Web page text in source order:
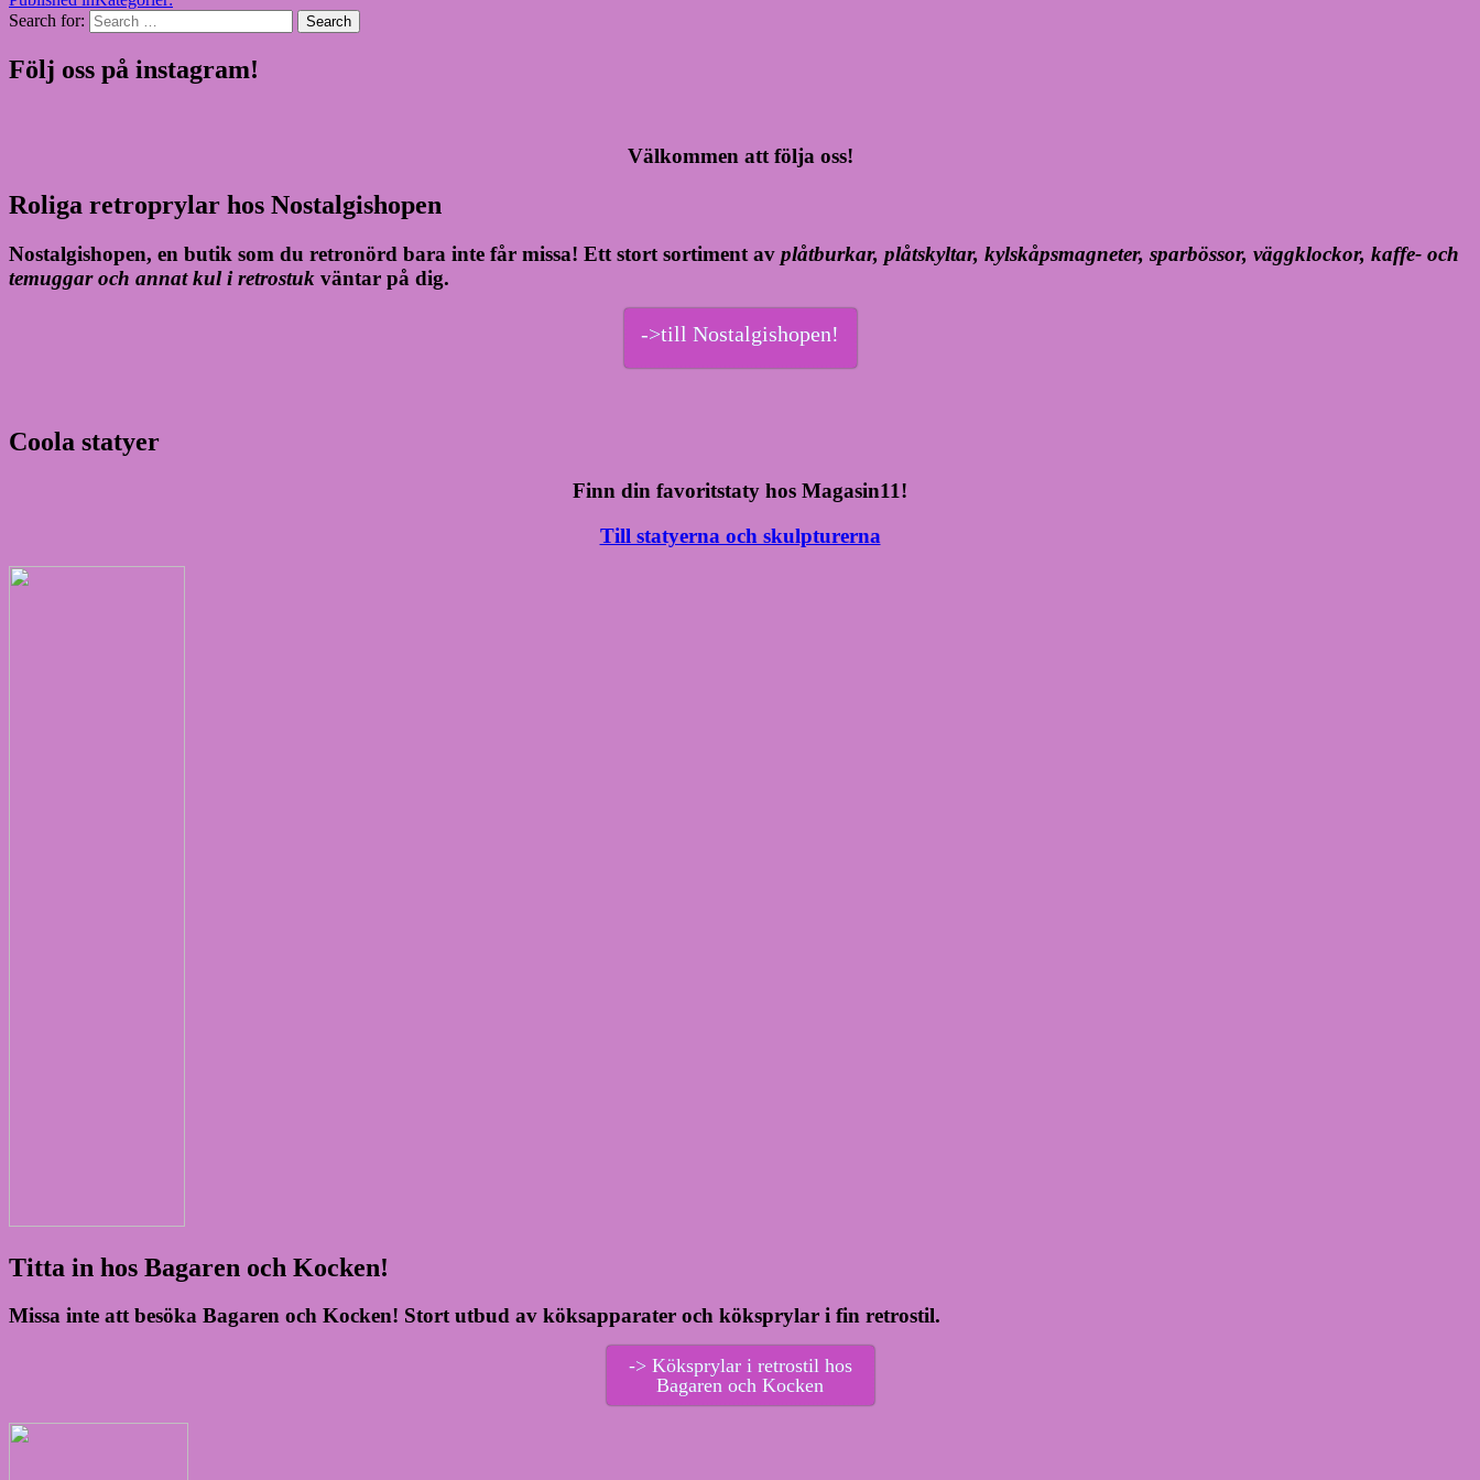
Search for:
Search
Följ oss på instagram!
Välkommen att följa oss!
Roliga retroprylar hos Nostalgishopen
Nostalgishopen, en butik som du retronörd bara inte får missa! Ett stort sortiment av plåtburkar, plåtskyltar, kylskåpsmagneter, sparbössor, väggklockor, kaffe- och
temuggar och annat kul i retrostuk väntar på dig.
->till Nostalgishopen!
Coola statyer
Finn din favoritstaty hos Magasin11!
Till statyerna och skulpturerna
Titta in hos Bagaren och Kocken!
Missa inte att besöka Bagaren och Kocken! Stort utbud av köksapparater och köksprylar i fin retrostil.
-> Köksprylar i retrostil hos
Bagaren och Kocken